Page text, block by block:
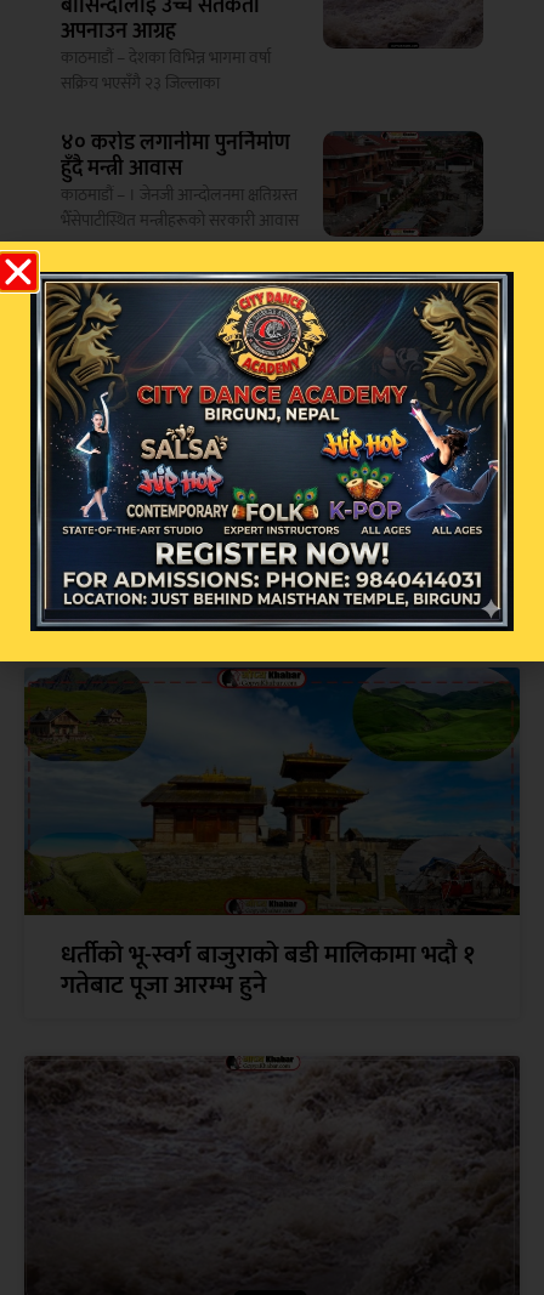
अपनाउन आग्रह
काठमाडौं – देशका विभिन्न भागमा वर्षा
सक्रिय भएसँगै २३ जिल्लाका
४० करोड लगानीमा पुनर्निर्माण
हुँदै मन्त्री आवास
काठमाडौं – । जेनजी आन्दोलनमा क्षतिग्रस्त
भैँसेपाटीस्थित मन्त्रीहरूको सरकारी आवास
औषधि लिमिटेडदेखि नेपाल
एयरलाइन्ससम्म सकारात्मक
नतिजा देखिन थालेको
प्रधानमन्त्री शाहको दाबी
काठमाडौं – प्रधानमन्त्री बालेन्द्र शाहले लामो
सुरुदेखि नै राष्ट्रिय उद्योग
सम्बन्धित खबर
धर्तीको भू-स्वर्ग बाजुराको बडी मालिकामा भदौ १
गतेबाट पूजा आरम्भ हुने